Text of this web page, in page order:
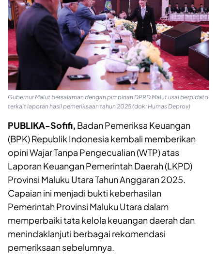
Gubernur Malut bersalaman dengan pimpinan DPRD Malut usai berpidato
terkait laporan hasil pemeriksaan tahun 2025 (dok: Humas Deprov)
PUBLIKA-Sofifi, Badan Pemeriksa Keuangan
(BPK) Republik Indonesia kembali memberikan
opini Wajar Tanpa Pengecualian (WTP) atas
Laporan Keuangan Pemerintah Daerah (LKPD)
Provinsi Maluku Utara Tahun Anggaran 2025.
Capaian ini menjadi bukti keberhasilan
Pemerintah Provinsi Maluku Utara dalam
memperbaiki tata kelola keuangan daerah dan
menindaklanjuti berbagai rekomendasi
pemeriksaan sebelumnya.